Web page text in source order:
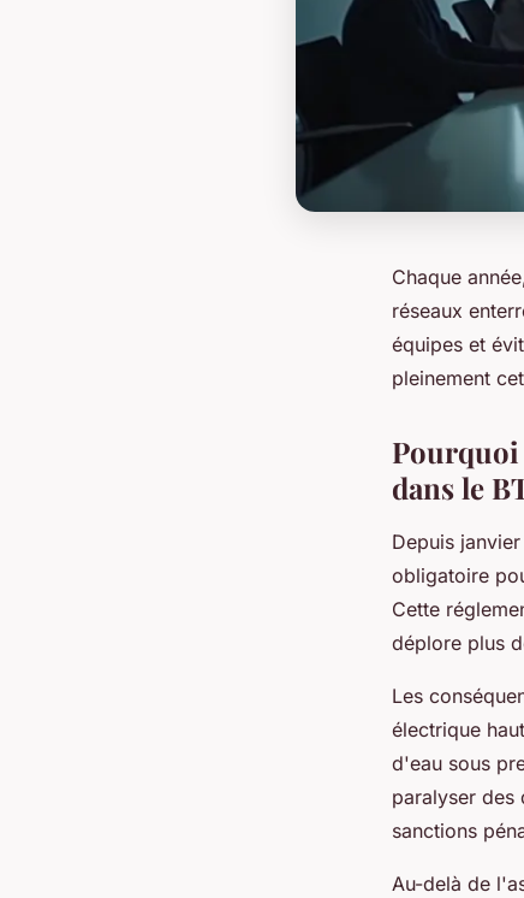
Chaque
réseaux
équipes et
pleinement
Pourquoi
dans le
Depuis
obligatoire
Cette
déplore plus
Les
électrique
d'eau sous
paralyser des
sanctions
Au-delà de